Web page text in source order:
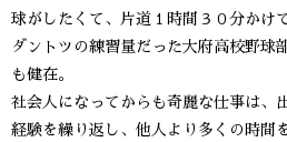
球がしたくて、片道１時間３０分かけ
ダントツの練習量だった大府高校野球
も健在。
社会人になってからも奇麗な仕事は、
経験を繰り返し、他人より多くの時間